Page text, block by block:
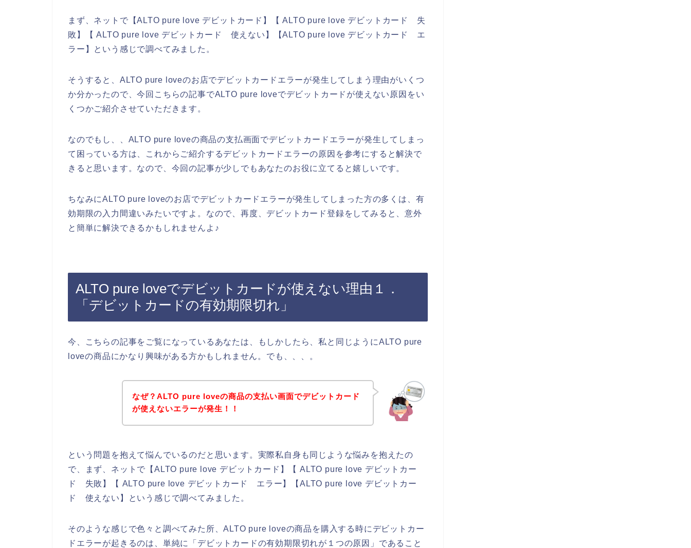
まず、ネットで【ALTO pure love デビットカード】【 ALTO pure love デビットカード 失
敗】【 ALTO pure love デビットカード 使えない】【ALTO pure love デビットカード エ
ラー】という感じで調べてみました。
そうすると、ALTO pure loveのお店でデビットカードエラーが発生してしまう理由がいくつ
か分かったので、今回こちらの記事でALTO pure loveでデビットカードが使えない原因をい
くつかご紹介させていただきます。
なのでもし、、ALTO pure loveの商品の支払画面でデビットカードエラーが発生してしまっ
て困っている方は、これからご紹介するデビットカードエラーの原因を参考にすると解決で
きると思います。なので、今回の記事が少しでもあなたのお役に立てると嬉しいです。
ちなみにALTO pure loveのお店でデビットカードエラーが発生してしまった方の多くは、有
効期限の入力間違いみたいですよ。なので、再度、デビットカード登録をしてみると、意外
と簡単に解決できるかもしれませんよ♪
ALTO pure loveでデビットカードが使えない理由１．
「デビットカードの有効期限切れ」
今、こちらの記事をご覧になっているあなたは、もしかしたら、私と同じようにALTO pure
loveの商品にかなり興味がある方かもしれません。でも、、、。
なぜ？ALTO pure loveの商品の支払い画面でデビットカード
が使えないエラーが発生！！
という問題を抱えて悩んでいるのだと思います。実際私自身も同じような悩みを抱えたの
で、まず、ネットで【ALTO pure love デビットカード】【 ALTO pure love デビットカー
ド 失敗】【 ALTO pure love デビットカード エラー】【ALTO pure love デビットカー
ド 使えない】という感じで調べてみました。
そのような感じで色々と調べてみた所、ALTO pure loveの商品を購入する時にデビットカー
ドエラーが起きるのは、単純に「デビットカードの有効期限切れが１つの原因」であること